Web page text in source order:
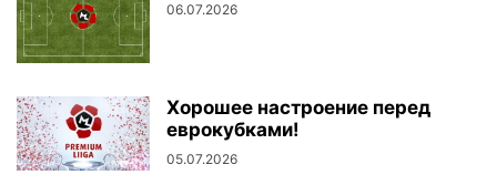
06.07.2026
Хорошее настроение перед
еврокубками!
05.07.2026